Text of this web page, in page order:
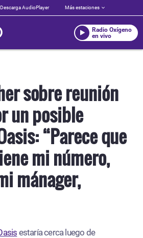
Descarga AudioPlayer Más estaciones
Radio Oxígeno
en vivo
sobre reunión
un posible
“Parece que
mi número,
mánager,
estaría cerca luego de